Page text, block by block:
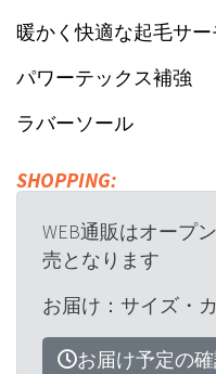
暖かく快適な起毛サ
パワーテックス補強
ラバーソール
SHOPPING:
WEB通販はオープ
売となります
お届け：サイズ・
お届け予定の